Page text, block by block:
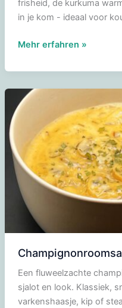
frisheid, de kurkuma
in je kom - ideaal voor
Wortelsoep
gember
en
kurkuma
Mehr erfahren »
Een fluweelzachte
sjalot en look. Klassiek,
varkenshaasje, kip of